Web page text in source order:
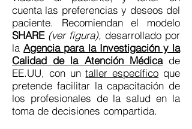
cuenta las preferencias y deseos del
paciente. Recomiendan el modelo
SHARE (ver figura), desarrollado por
laAgencia para la Investigación y la
Calidad de la Atención Médicade
EE.UU, con untaller específico que
pretende facilitar la capacitación de
los profesionales de la salud en la
toma de decisiones compartida.